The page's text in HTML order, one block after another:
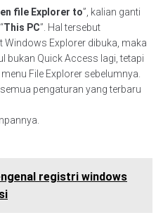
file Explorer to”, kalian ganti
This PC”. Hal tersebut
Explorer dibuka, maka
bukan Quick Access lagi, tetapi
File Explorer sebelumnya.
pengaturan yang terbaru
registri windows